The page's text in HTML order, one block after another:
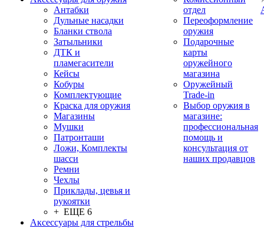
Антабки
Дульные насадки
Бланки ствола
Затыльники
ДТК и
пламегасители
Кейсы
Кобуры
Комплектующие
Краска для оружия
Магазины
Мушки
Патронташи
Ложи, Комплекты
шасси
Ремни
Чехлы
Приклады, цевья и
рукоятки
+ ЕЩЕ 6
Аксессуары для стрельбы
отдел
Переоформление
оружия
Подарочные
карты
оружейного
магазина
Оружейный
Trade-in
Выбор оружия в
магазине:
профессиональная
помощь и
консультация от
наших продавцов